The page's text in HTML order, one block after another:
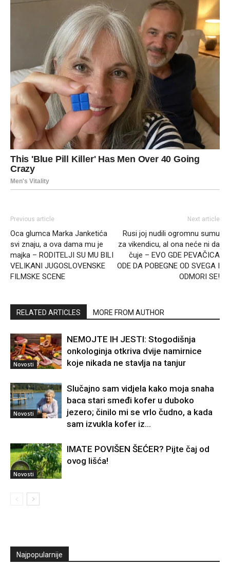
Previous article
Oca glumca Marka Janketića
svi znaju, a ova dama mu je
majka – RODITELJI SU MU BILI
VELIKANI JUGOSLOVENSKE
FILMSKE SCENE
Next article
Rusi joj nudili ogromnu sumu
za vikendicu, al ona neće ni da
čuje – EVO GDE PEVAČICA
ODE DA POBEGNE OD SVEGA I
ODMORI SE!
RELATED ARTICLES MORE FROM AUTHOR
Novosti
NEMOJTE IH JESTI: Stogodišnja
onkologinja otkriva dvije namirnice
koje nikada ne stavlja na tanjur
Novosti
Slučajno sam vidjela kako moja snaha
baca stari smeđi kofer u duboko
jezero; činilo mi se vrlo čudno, a kada
sam izvukla kofer iz...
Novosti
IMATE POVIŠEN ŠEĆER? Pijte čaj od
ovog lišća!
Najpopularnije